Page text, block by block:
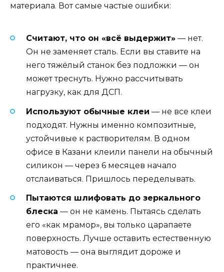
материала. Вот самые частые ошибки:
Считают, что он «всё выдержит» — нет.
Он не заменяет сталь. Если вы ставите на
него тяжёлый станок без подложки — он
может треснуть. Нужно рассчитывать
нагрузку, как для ДСП.
Используют обычные клеи — не все клеи
подходят. Нужны именно композитные,
устойчивые к растворителям. В одном
офисе в Казани клеили панели на обычный
силикон — через 6 месяцев начало
отслаиваться. Пришлось переделывать.
Пытаются шлифовать до зеркального
блеска — он не камень. Пытаясь сделать
его «как мрамор», вы только царапаете
поверхность. Лучше оставить естественную
матовость — она выглядит дороже и
практичнее.